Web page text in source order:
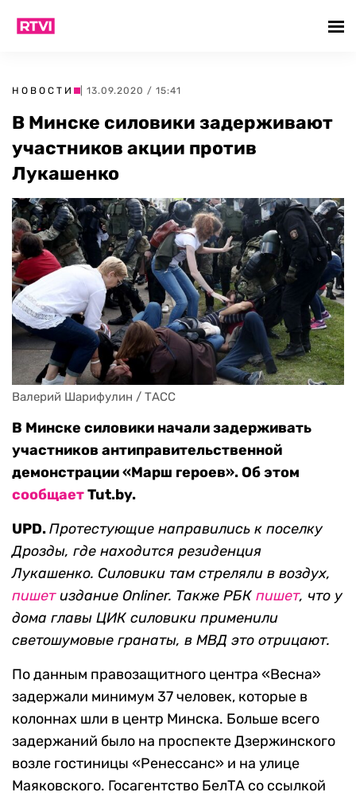
НОВОСТИ | 13.09.2020 / 15:41
В Минске силовики задерживают
участников акции против
Лукашенко
Валерий Шарифулин / ТАСС
В Минске силовики начали задерживать
участников антиправительственной
демонстрации «Марш героев». Об этом
сообщаетTut.by.
UPD.Протестующие направились к поселку
Дрозды, где находится резиденция
Лукашенко. Силовики там стреляли в воздух,
пишет издание Onliner. Также РБК пишет, что у
дома главы ЦИК силовики применили
светошумовые гранаты, в МВД это отрицают.
По данным правозащитного центра «Весна»
задержали минимум 37 человек, которые в
колоннах шли в центр Минска. Больше всего
задержаний было на проспекте Дзержинского
возле гостиницы «Ренессанс» и на улице
Маяковского. Госагентство БелТА со ссылкой